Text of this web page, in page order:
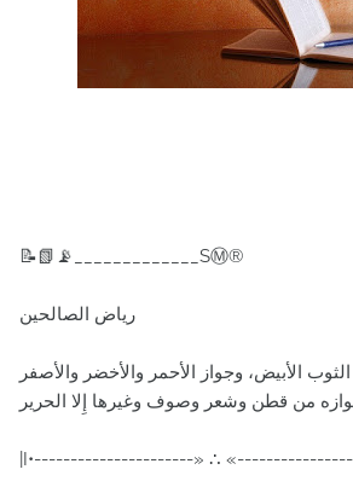
📝📗📡_____________SⓂ®
رياض الصالحين
الأبيض، وجواز الأحمر والأخضر والأصفر
من قطن وشعر وصوف وغيرها إِلا الحرير
|I•----------------------» ∴